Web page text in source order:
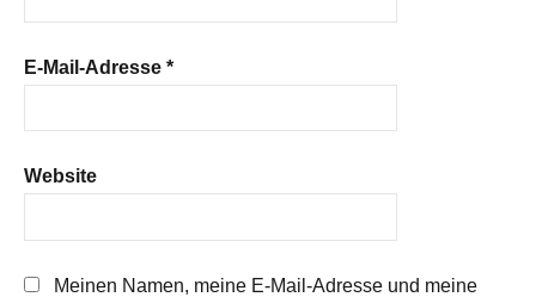
E-Mail-Adresse *
Website
Meinen Namen, meine E-Mail-Adresse und meine